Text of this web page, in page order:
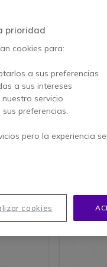
automático,
en salas de
360 grados.
prioridad
cookies para:
a sus preferencias
a sus intereses
servicio
preferencias.
pero la experiencia
cookies